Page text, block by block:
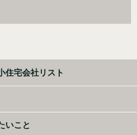
住宅会社リスト
いこと